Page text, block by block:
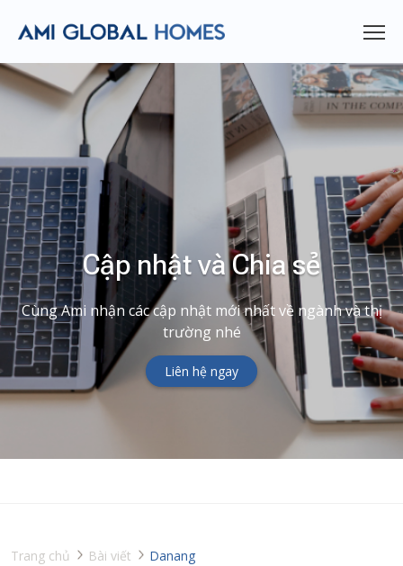
Cập nhật và Chia sẻ
Cùng Ami nhận các cập nhật mới nhất về ngành và thị
trường nhé
Liên hệ ngay
Trang chủ Bài viết Danang